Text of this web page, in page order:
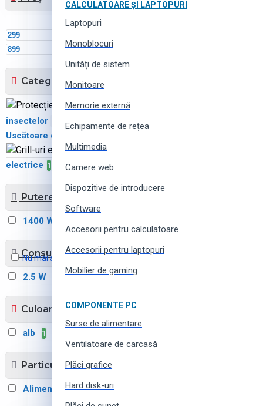
Nu mai arătați acest mesaj
CALCULATOARE ȘI LAPTOPURI
Laptopuri
Monoblocuri
Unități de sistem
Monitoare
Memorie externă
Echipamente de rețea
Multimedia
Camere web
Dispozitive de introducere
Software
Accesorii pentru calculatoare
Accesorii pentru laptopuri
Mobilier de gaming
COMPONENTE PC
Surse de alimentare
Ventilatoare de carcasă
Plăci grafice
Hard disk-uri
MDL
Categorii
Protecție
insectelor
Uscătoare de păr
Grill-uri
electrice 1
Putere
1400 W
Consum de energie
2.5 W
Culoarea
alb 1
Particularități
Alimentat prin USB 1